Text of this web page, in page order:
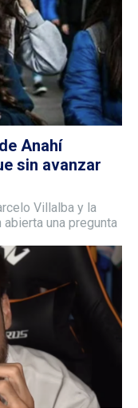
Anahí
sin avanzar
Villalba y la
una pregunta